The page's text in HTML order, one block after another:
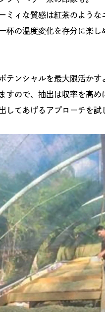
ミィな質感は紅茶のような
杯の温度変化を存分に楽し
テンシャルを最大限活かす
すので、抽出は収率を高め
してあげるアプローチを試